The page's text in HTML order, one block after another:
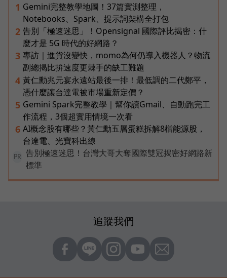
1 Gemini完整教學地圖！37篇實測整理，
Notebooks、Spark、提示詞架構全打包
2 告別「極速迷思」！Opensignal 國際評比揭密：什
麼才是 5G 時代的好網路？
3 專訪｜進貨沒變快，momo為何仍導入機器人？物流
副總揭比拚速度更棘手的缺工難題
4 黃仁勳兆元宴永遠站最後一排！最低調的二代鄭平，
憑什麼讓台達電被市場重新定價？
5 Gemini Spark完整教學｜幫你讀Gmail、自動跑完工
作流程，3個超實用情境一次看
6 AI概念股有哪些？黃仁勳五層蛋糕拆解8檔能源股，
台達電、光寶科出線
PR
告別極速迷思！台灣大哥大奪國際雙冠揭密好網路新
標準
追蹤我們